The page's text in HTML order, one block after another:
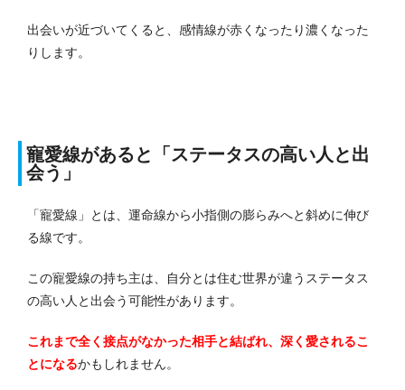
出会いが近づいてくると、感情線が赤くなったり濃くなった
りします。
寵愛線があると「ステータスの高い人と出
会う」
「寵愛線」とは、運命線から小指側の膨らみへと斜めに伸び
る線です。
この寵愛線の持ち主は、自分とは住む世界が違うステータス
の高い人と出会う可能性があります。
これまで全く接点がなかった相手と結ばれ、深く愛されるこ
とになるかもしれません。